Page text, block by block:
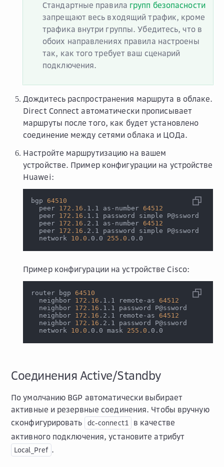
Стандартные правила групп безопасности
запрещают весь входящий трафик, кроме
трафика внутри группы. Убедитесь, что в
обоих направлениях правила настроены
так, как того требует ваш сценарий
подключения.
Дождитесь распространения маршрута в облаке.
Direct Connect автоматически прописывает
маршруты после того, как будет установлено
соединение между сетями облака и ЦОДа.
Настройте маршрутизацию на вашем
устройстве. Пример конфигурации на устройстве
Huawei:
bgp 64510
  peer
172.16 .1.1 as-number 64512
  peer
172.16 .1.1 password simple P@ssword
  peer
172.16 .2.1 as-number 64512
  peer
172.16 .2.1 password simple P@ssword
  network
10.0 .0.0 255.0 .0.0
Пример конфигурации на устройстве Cisco:
router bgp 64510
  neighbor
172.16 .1.1 remote-as 64512
  neighbor
172.16 .1.1 password P@ssword
  neighbor
172.16 .2.1 remote-as 64512
  neighbor
172.16 .2.1 password P@ssword
  network
10.0 .0.0 mask 255.0 .0.0
Соединения Active/Standby
По умолчанию BGP автоматически выбирает
активные и резервные соединения. Чтобы вручную
сконфигурировать
dc-connect1
в качестве
активного подключения, установите атрибут
Local_Pref .